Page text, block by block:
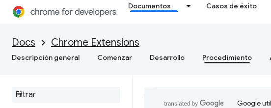
Documentos Casos de éxito
Docs Chrome Extensions
Descripción general Comenzar Desarrollo Procedimiento
Google